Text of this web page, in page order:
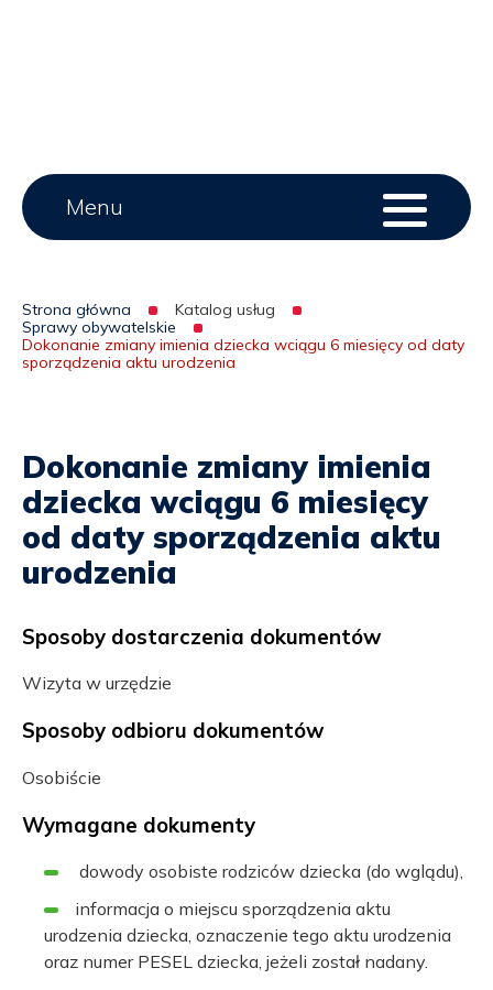
Menu
serwisu
Main
Menu
Ścieżka
nawigacyjna
Strona główna
Katalog usług
Sprawy obywatelskie
Dokonanie zmiany imienia dziecka wciągu 6 miesięcy od daty
sporządzenia aktu urodzenia
Dokonanie zmiany imienia
dziecka wciągu 6 miesięcy
od daty sporządzenia aktu
urodzenia
Sposoby dostarczenia dokumentów
Wizyta w urzędzie
Sposoby odbioru dokumentów
Osobiście
Wymagane dokumenty
dowody osobiste rodziców dziecka (do wglądu),
informacja o miejscu sporządzenia aktu
urodzenia dziecka, oznaczenie tego aktu urodzenia
oraz numer PESEL dziecka, jeżeli został nadany.